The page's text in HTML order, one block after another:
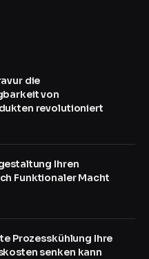
die
von
revolutioniert
Ihren
Funktionaler Macht
Prozesskühlung Ihre
senken kann